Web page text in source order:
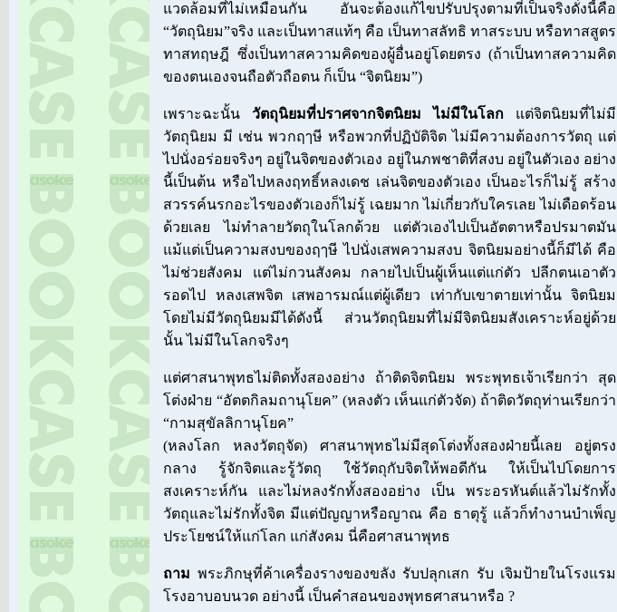
แวดล้อมที่ไม่เหมือนกัน อันจะต้องแก้ไขปรับปรุงตามที่เป็นจริงดั่งนี้คือ
“วัตถุนิยม”จริง และเป็นทาสแท้ๆ คือ เป็นทาสลัทธิ ทาสระบบ หรือทาสสูตร
ทาสทฤษฎี ซึ่งเป็นทาสความคิดของผู้อื่นอยู่โดยตรง (ถ้าเป็นทาสความคิด
ของตนเองจนถือตัวถือตน ก็เป็น “จิตนิยม”)
เพราะฉะนั้น วัตถุนิยมที่ปราศจากจิตนิยม ไม่มีในโลก แต่จิตนิยมที่ไม่มี
วัตถุนิยม มี เช่น พวกฤๅษี หรือพวกที่ปฏิบัติจิต ไม่มีความต้องการวัตถุ แต่
ไปนั่งอร่อยจริงๆ อยู่ในจิตของตัวเอง อยู่ในภพชาติที่สงบ อยู่ในตัวเอง อย่าง
นี้เป็นต้น หรือไปหลงฤทธิ์หลงเดช เล่นจิตของตัวเอง เป็นอะไรก็ไม่รู้ สร้าง
สวรรค์นรกอะไรของตัวเองก็ไม่รู้ เฉยมาก ไม่เกี่ยวกับใครเลย ไม่เดือดร้อน
ด้วยเลย ไม่ทำลายวัตถุในโลกด้วย แต่ตัวเองไปเป็นอัตตาหรือปรมาตมัน
แม้แต่เป็นความสงบของฤๅษี ไปนั่งเสพความสงบ จิตนิยมอย่างนี้ก็มีได้ คือ
ไม่ช่วยสังคม แต่ไม่กวนสังคม กลายไปเป็นผู้เห็นแต่แก่ตัว ปลีกตนเอาตัว
รอดไป หลงเสพจิต เสพอารมณ์แต่ผู้เดียว เท่ากับเขาตายเท่านั้น จิตนิยม
โดยไม่มีวัตถุนิยมมีได้ดังนี้ ส่วนวัตถุนิยมที่ไม่มีจิตนิยมสังเคราะห์อยู่ด้วย
นั้น ไม่มีในโลกจริงๆ
แต่ศาสนาพุทธไม่ติดทั้งสองอย่าง ถ้าติดจิตนิยม พระพุทธเจ้าเรียกว่า สุด
โต่งฝ่าย “อัตตกิลมถานุโยค” (หลงตัว เห็นแก่ตัวจัด) ถ้าติดวัตถุท่านเรียกว่า
“กามสุขัลลิกานุโยค”
(หลงโลก หลงวัตถุจัด) ศาสนาพุทธไม่มีสุดโต่งทั้งสองฝ่ายนี้เลย อยู่ตรง
กลาง รู้จักจิตและรู้วัตถุ ใช้วัตถุกับจิตให้พอดีกัน ให้เป็นไปโดยการ
สงเคราะห์กัน และไม่หลงรักทั้งสองอย่าง เป็น พระอรหันต์แล้วไม่รักทั้ง
วัตถุและไม่รักทั้งจิต มีแต่ปัญญาหรือญาณ คือ ธาตุรู้ แล้วก็ทำงานบำเพ็ญ
ประโยชน์ให้แก่โลก แก่สังคม นี่คือศาสนาพุทธ
ถาม พระภิกษุที่ค้าเครื่องรางของขลัง รับปลุกเสก รับ เจิมป้ายในโรงแรม
โรงอาบอบนวด อย่างนี้ เป็นคำสอนของพุทธศาสนาหรือ ?